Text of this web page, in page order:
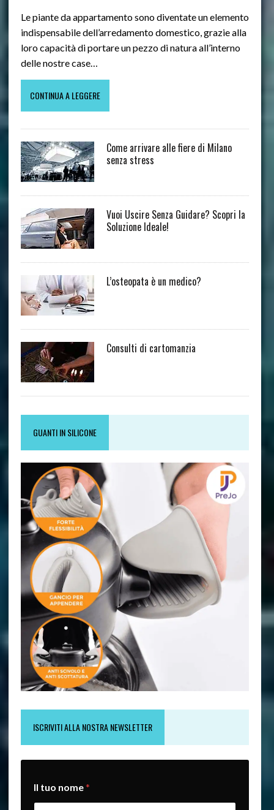
Le piante da appartamento sono diventate un elemento
indispensabile dell’arredamento domestico, grazie alla
loro capacità di portare un pezzo di natura all’interno
delle nostre case…
CONTINUA A LEGGERE
Come arrivare alle fiere di Milano
senza stress
Vuoi Uscire Senza Guidare? Scopri la
Soluzione Ideale!
L’osteopata è un medico?
Consulti di cartomanzia
GUANTI IN SILICONE
ISCRIVITI ALLA NOSTRA NEWSLETTER
u
a
Il tuo nome*